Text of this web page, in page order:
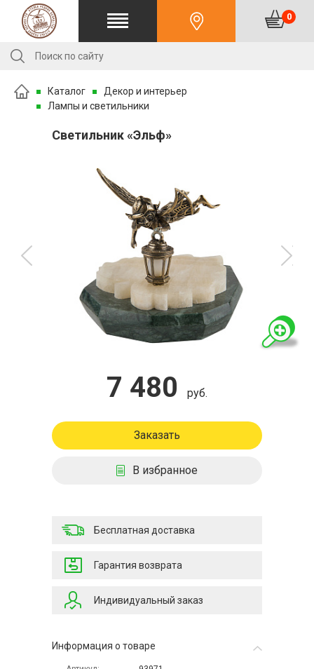
0
Каталог
Декор и интерьер
Лампы и светильники
Светильник «Эльф»
7 480 руб.
Заказать
В избранное
Бесплатная доставка
Гарантия возврата
Индивидуальный заказ
Информация о товаре